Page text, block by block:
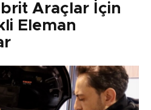
Araçlar İçin
Eleman